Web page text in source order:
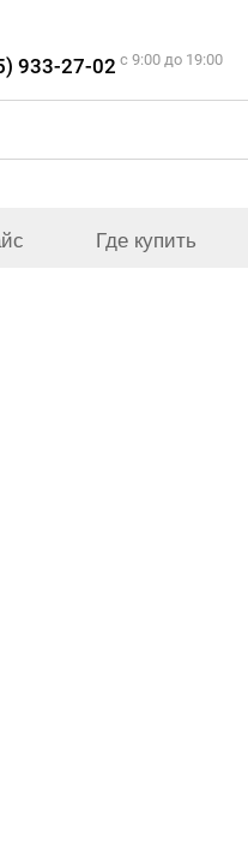
933-27-02 c 9:00 до 19:00
Где купить